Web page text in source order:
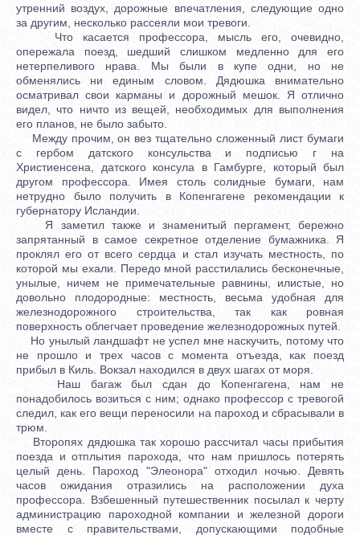
утренний воздух, дорожные впечатления, следующие одно
за другим, несколько рассеяли мои тревоги.
Что касается профессора, мысль его, очевидно,
опережала поезд, шедший слишком медленно для его
нетерпеливого нрава. Мы были в купе одни, но не
обменялись ни единым словом. Дядюшка внимательно
осматривал свои карманы и дорожный мешок. Я отлично
видел, что ничто из вещей, необходимых для выполнения
его планов, не было забыто.
Между прочим, он вез тщательно сложенный лист бумаги
с гербом датского консульства и подписью г на
Христиенсена, датского консула в Гамбурге, который был
другом профессора. Имея столь солидные бумаги, нам
нетрудно было получить в Копенгагене рекомендации к
губернатору Исландии.
Я заметил также и знаменитый пергамент, бережно
запрятанный в самое секретное отделение бумажника. Я
проклял его от всего сердца и стал изучать местность, по
которой мы ехали. Передо мной расстилались бесконечные,
унылые, ничем не примечательные равнины, илистые, но
довольно плодородные: местность, весьма удобная для
железнодорожного строительства, так как ровная
поверхность облегчает проведение железнодорожных путей.
Но унылый ландшафт не успел мне наскучить, потому что
не прошло и трех часов с момента отъезда, как поезд
прибыл в Киль. Вокзал находился в двух шагах от моря.
Наш багаж был сдан до Копенгагена, нам не
понадобилось возиться с ним; однако профессор с тревогой
следил, как его вещи переносили на пароход и сбрасывали в
трюм.
Второпях дядюшка так хорошо рассчитал часы прибытия
поезда и отплытия парохода, что нам пришлось потерять
целый день. Пароход "Элеонора" отходил ночью. Девять
часов ожидания отразились на расположении духа
профессора. Взбешенный путешественник посылал к черту
администрацию пароходной компании и железной дороги
вместе с правительствами, допускающими подобные